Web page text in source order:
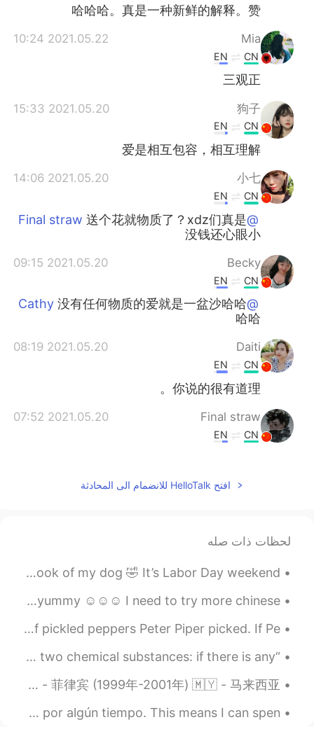
哈哈哈。真是一种新鲜的解释。赞
Mia
2021.05.22 10:24
CN
EN
三观正
狗子
2021.05.20 15:33
CN
EN
爱是相互包容，相互理解
小七
2021.05.20 14:06
CN
EN
@Final straw
送个花就物质了？xdz们真是
没钱还心眼小
Becky
2021.05.20 09:15
CN
EN
@Cathy
没有任何物质的爱就是一盆沙哈哈
哈哈
Daiti
2021.05.20 08:19
CN
EN
你说的很有道理。
Final straw
2021.05.20 07:52
CN
EN
本就是相互的！
CN
RU
CN
EN
@Jan
哈哈😃我喜欢随便花🌸
Jan
2021.05.20 06:51
要上班了，没办法回复每个人的消息。我上
افتح HelloTalk للانضمام الى المحادثة
لحظات ذات صله
I recently got a new camera 😎 Here’s some pictures that I took of my dog 🤣 It’s Labor Day weekend...
Today i tried Xiaolongbao 😁❤❤❤ I have to say it was super yummy ☺☺☺ I need to try more chinese ...
Peter Piper picked a peck of pickled peppers. A peck of pickled peppers Peter Piper picked. If Pe...
“The meeting of two personalities is like the contact of two chemical substances: if there is any...
你想去哪个国家的？ 我好想去: 🇧🇷🇮🇩🏴󠁧󠁢󠁥󠁮󠁧󠁿🇬🇧🇪🇸🇨🇦🇮🇸🇳🇴🇵🇪🇨🇱 我去过的国家： 🇺🇸 - 我的国家的 🇵🇭 - 菲律宾 (1999年-2001年) 🇲🇾 - 马来西亚 ...
我和我的女朋友分手了。 Rompé con mi novia, decidí vivir mi vida solo por algún tiempo. This means I can spen...